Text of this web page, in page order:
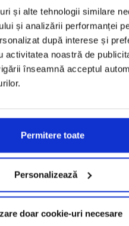
și alte tehnologii similare
și analizării performanței
după interese și
activitatea noastră de
înseamnă acceptul
Permitere toate
Personalizează
doar cookie-uri necesare